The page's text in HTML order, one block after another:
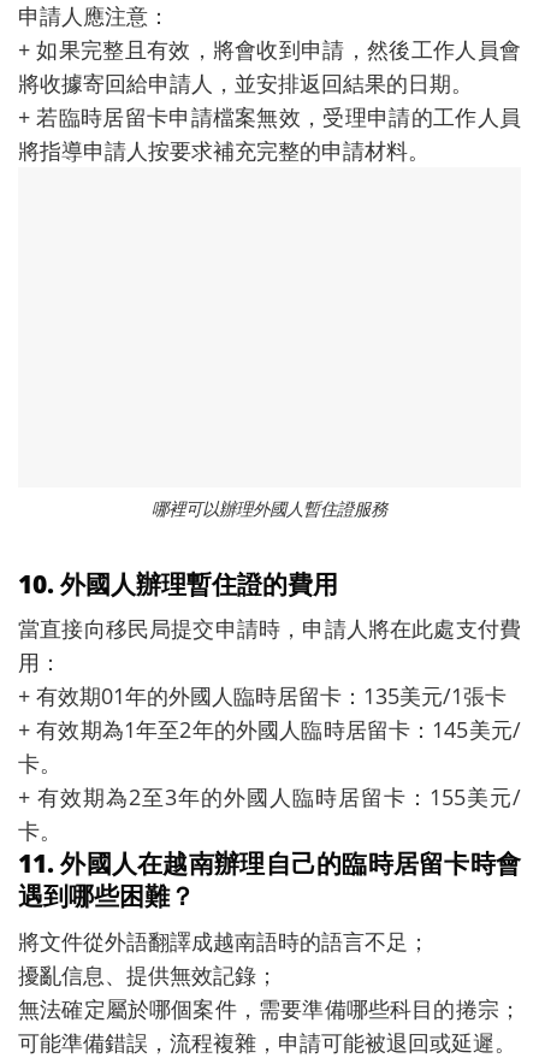
申請人應注意：
+ 如果完整且有效，將會收到申請，然後工作人員會
將收據寄回給申請人，並安排返回結果的日期。
+ 若臨時居留卡申請檔案無效，受理申請的工作人員
將指導申請人按要求補充完整的申請材料。
哪裡可以辦理外國人暫住證服務
10. 外國人辦理暫住證的費用
當直接向移民局提交申請時，申請人將在此處支付費
用：
+ 有效期01年的外國人臨時居留卡：135美元/1張卡
+ 有效期為1年至2年的外國人臨時居留卡：145美元/
卡。
+ 有效期為2至3年的外國人臨時居留卡：155美元/
卡。
11. 外國人在越南辦理自己的臨時居留卡時會
遇到哪些困難？
將文件從外語翻譯成越南語時的語言不足；
擾亂信息、提供無效記錄；
無法確定屬於哪個案件，需要準備哪些科目的捲宗；
可能準備錯誤，流程複雜，申請可能被退回或延遲。